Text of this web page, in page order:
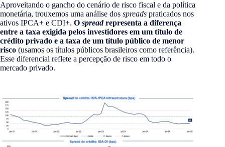
Aproveitando o gancho do cenário de risco fiscal e da política
monetária, trouxemos uma análise dos spreads praticados nos
ativos IPCA+ e CDI+. O spreadrepresenta a diferença
entre a taxa exigida pelos investidores em um título de
crédito privado e a taxa de um título público de menor
risco (usamos os títulos públicos brasileiros como referência).
Esse diferencial reflete a percepção de risco em todo o
mercado privado.